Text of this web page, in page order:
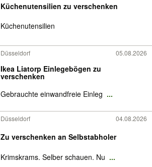
Küchenutensilien zu verschenken
Küchenutensilien
Düsseldorf 05.08.2026
Ikea Liatorp Einlegebögen zu
verschenken
Gebrauchte einwandfreie Einleg ...
Düsseldorf 04.08.2026
Zu verschenken an Selbstabholer
Krimskrams. Selber schauen. Nu ...